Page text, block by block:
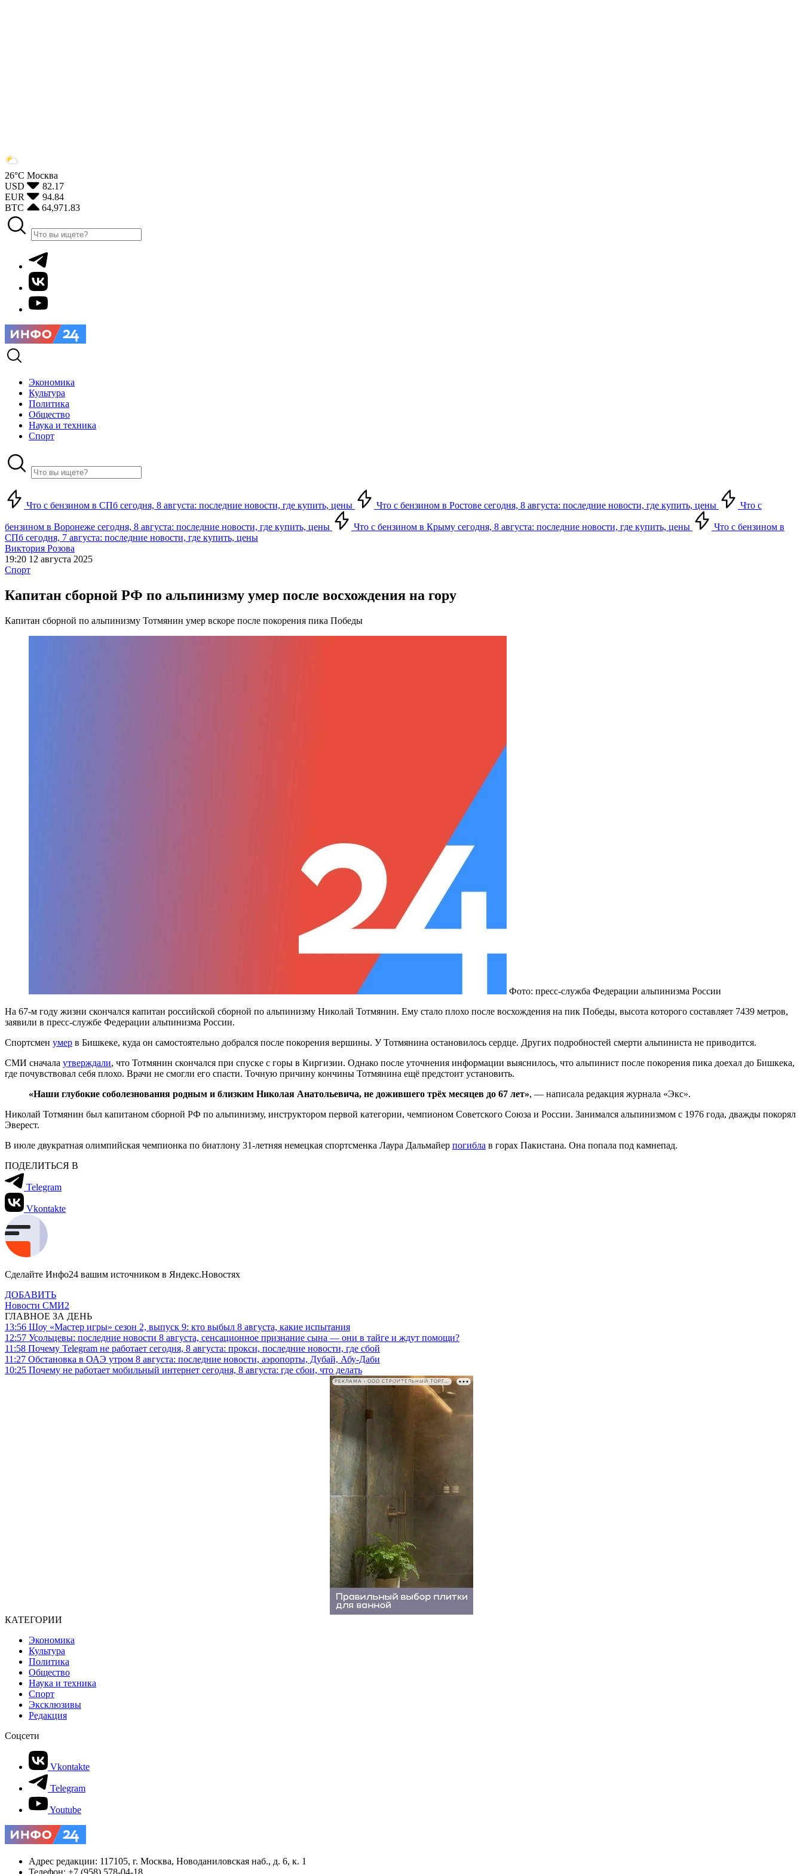
26°С Москва
USD
82.17
EUR
94.84
BTC
64,971.83
Экономика
Культура
Политика
Общество
Наука и техника
Спорт
Что с бензином в СПб сегодня, 8 августа: последние новости, где купить, цены Что с бензином в Ростове сегодня, 8 августа: последние новости, где купить, цены Что с
бензином в Воронеже сегодня, 8 августа: последние новости, где купить, цены Что с бензином в Крыму сегодня, 8 августа: последние новости, где купить, цены
Что с бензином в
СПб сегодня, 7 августа: последние новости, где купить, цены
Виктория Розова
19:20 12 августа 2025
Спорт
Капитан сборной РФ по альпинизму умер после восхождения на гору
Капитан сборной по альпинизму Тотмянин умер вскоре после покорения пика Победы
Фото: пресс-служба Федерации альпинизма России
На 67-м году жизни скончался капитан российской сборной по альпинизму Николай Тотмянин. Ему стало плохо после восхождения на пик Победы, высота которого составляет 7439 метров,
заявили в пресс-службе Федерации альпинизма России.
Спортсмен умер в Бишкеке, куда он самостоятельно добрался после покорения вершины. У Тотмянина остановилось сердце. Других подробностей смерти альпиниста не приводится.
СМИ сначала утверждали, что Тотмянин скончался при спуске с горы в Киргизии. Однако после уточнения информации выяснилось, что альпинист после покорения пика доехал до Бишкека,
где почувствовал себя плохо. Врачи не смогли его спасти. Точную причину кончины Тотмянина ещё предстоит установить.
«Наши глубокие соболезнования родным и близким Николая Анатольевича, не дожившего трёх месяцев до 67 лет», — написала редакция журнала «Экс».
Николай Тотмянин был капитаном сборной РФ по альпинизму, инструктором первой категории, чемпионом Советского Союза и России. Занимался альпинизмом с 1976 года, дважды покорял
Эверест.
В июле двукратная олимпийская чемпионка по биатлону 31-летняя немецкая спортсменка Лаура Дальмайер погибла в горах Пакистана. Она попала под камнепад.
ПОДЕЛИТЬСЯ В
Telegram
Vkontakte
Сделайте Инфо24 вашим источником в Яндекс.Новостях
ДОБАВИТЬ
Новости СМИ2
ГЛАВНОЕ ЗА ДЕНЬ
13:56 Шоу «Мастер игры» сезон 2, выпуск 9: кто выбыл 8 августа, какие испытания
12:57 Усольцевы: последние новости 8 августа, сенсационное признание сына — они в тайге и ждут помощи?
11:58 Почему Telegram не работает сегодня, 8 августа: прокси, последние новости, где сбой
11:27 Обстановка в ОАЭ утром 8 августа: последние новости, аэропорты, Дубай, Абу-Даби
10:25 Почему не работает мобильный интернет сегодня, 8 августа: где сбои, что делать
РЕКЛАМА • ООО СТРОИТЕЛЬНЫЙ ТОРГОВЫЙ ДОМ «ПЕТРОВИЧ». ИНН: 7802348846
КАТЕГОРИИ
Экономика
Культура
Политика
Общество
Наука и техника
Спорт
Эксклюзивы
Редакция
Соцсети
Vkontakte
Telegram
Youtube
Адрес редакции: 117105, г. Москва, Новоданиловская наб., д. 6, к. 1
Телефон: +7 (958) 578-04-18